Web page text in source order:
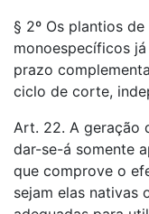
§ 2º Os plantios
monoespecíficos
prazo
ciclo de corte,
Art. 22. A geração
dar-se-á somente
que comprove o
sejam elas nativas